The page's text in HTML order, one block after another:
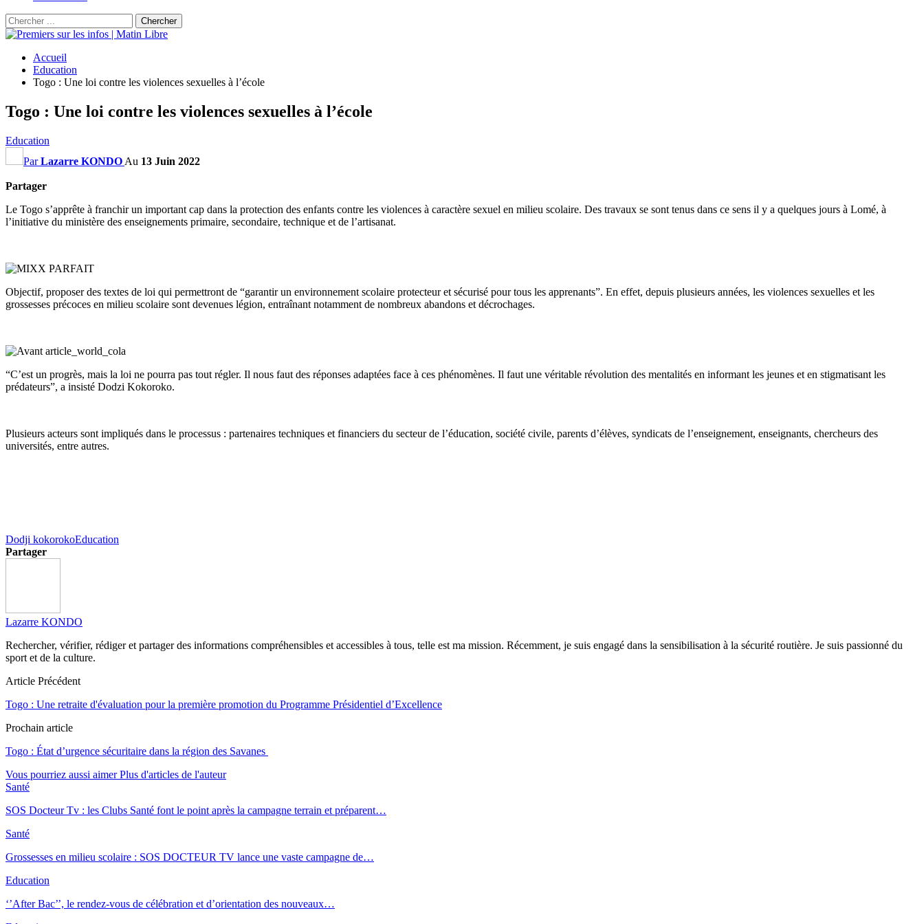
Accueil
Education
Togo : Une loi contre les violences sexuelles à l’école
Togo : Une loi contre les violences sexuelles à l’école
Education
ParLazarre KONDO Au 13 Juin 2022
Partager
Le Togo s’apprête à franchir un important cap dans la protection des enfants contre les violences à caractère sexuel en milieu scolaire. Des travaux se sont tenus dans ce sens il y a quelques jours à Lomé, à
l’initiative du ministère des enseignements primaire, secondaire, technique et de l’artisanat.
Objectif, proposer des textes de loi qui permettront de “garantir un environnement scolaire protecteur et sécurisé pour tous les apprenants”. En effet, depuis plusieurs années, les violences sexuelles et les
grossesses précoces en milieu scolaire sont devenues légion, entraînant notamment de nombreux abandons et décrochages.
“C’est un progrès, mais la loi ne pourra pas tout régler. Il nous faut des réponses adaptées face à ces phénomènes. Il faut une véritable révolution des mentalités en informant les jeunes et en stigmatisant les
prédateurs”, a insisté Dodzi Kokoroko.
Plusieurs acteurs sont impliqués dans le processus : partenaires techniques et financiers du secteur de l’éducation, société civile, parents d’élèves, syndicats de l’enseignement, enseignants, chercheurs des
universités, entre autres.
Dodji kokorokoEducation
Partager
Lazarre KONDO
Rechercher, vérifier, rédiger et partager des informations compréhensibles et accessibles à tous, telle est ma mission. Récemment, je suis engagé dans la sensibilisation à la sécurité routière. Je suis passionné du
sport et de la culture.
Article Précédent
Togo : Une retraite d'évaluation pour la première promotion du Programme Présidentiel d’Excellence
Prochain article
Togo : État d’urgence sécuritaire dans la région des Savanes
Vous pourriez aussi aimer Plus d'articles de l'auteur
Santé
SOS Docteur Tv : les Clubs Santé font le point après la campagne terrain et préparent…
Santé
Grossesses en milieu scolaire : SOS DOCTEUR TV lance une vaste campagne de…
Education
‘’After Bac’’, le rendez-vous de célébration et d’orientation des nouveaux…